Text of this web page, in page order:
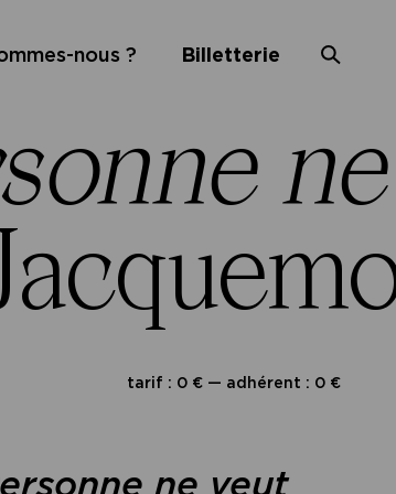
nous ? Billetterie
tarif : 0 € — adhérent : 0 €
ne veut